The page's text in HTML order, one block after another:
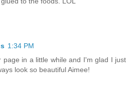
1:34 PM
page in a little while and I'm glad I just
look so beautiful Aimee!